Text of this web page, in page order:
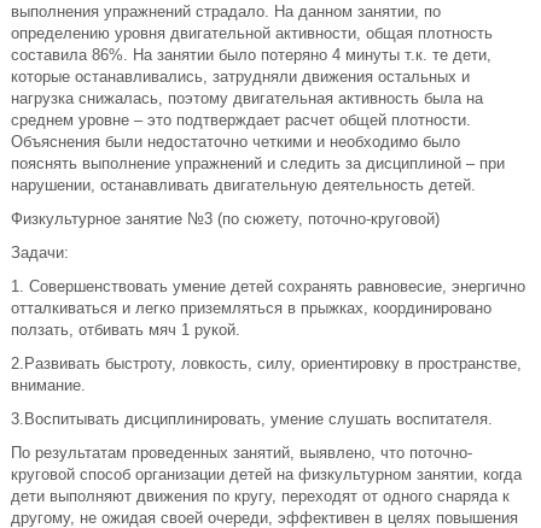
выполнения упражнений страдало. На данном занятии, по
определению уровня двигательной активности, общая плотность
составила 86%. На занятии было потеряно 4 минуты т.к. те дети,
которые останавливались, затрудняли движения остальных и
нагрузка снижалась, поэтому двигательная активность была на
среднем уровне – это подтверждает расчет общей плотности.
Объяснения были недостаточно четкими и необходимо было
пояснять выполнение упражнений и следить за дисциплиной – при
нарушении, останавливать двигательную деятельность детей.
Физкультурное занятие №3 (по сюжету, поточно-круговой)
Задачи:
1. Совершенствовать умение детей сохранять равновесие, энергично
отталкиваться и легко приземляться в прыжках, координировано
ползать, отбивать мяч 1 рукой.
2.Развивать быстроту, ловкость, силу, ориентировку в пространстве,
внимание.
3.Воспитывать дисциплинировать, умение слушать воспитателя.
По результатам проведенных занятий, выявлено, что поточно-
круговой способ организации детей на физкультурном занятии, когда
дети выполняют движения по кругу, переходят от одного снаряда к
другому, не ожидая своей очереди, эффективен в целях повышения